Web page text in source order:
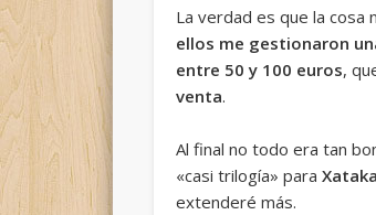
La verdad es que la cosa
ellos me gestionaron
entre 50 y 100 euros,
venta.
Al final no todo era tan
«casi trilogía» para
extenderé más.